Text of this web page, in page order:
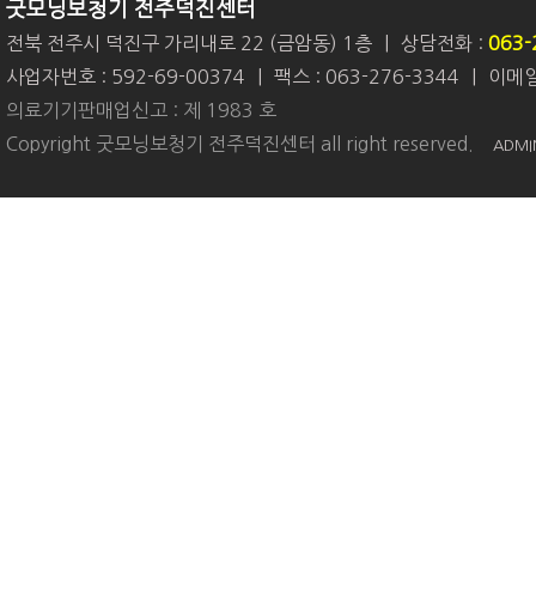
굿모닝보청기 전주덕진센터
전북 전주시 덕진구 가리내로 22 (금암동) 1층 상담전화 : 063-
사업자번호 : 592-69-00374
팩스 : 063-276-3344
이메
의료기기판매업신고 : 제 1983 호
Copyright 굿모닝보청기 전주덕진센터 all right reserved.